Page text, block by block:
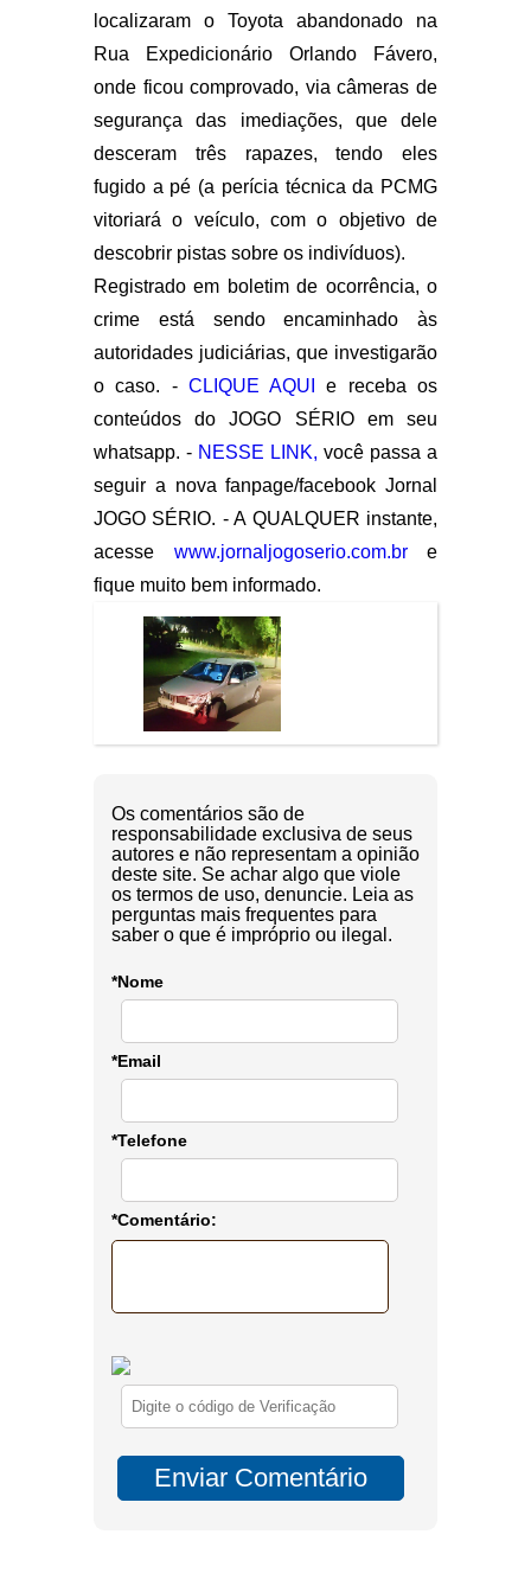
localizaram o Toyota abandonado na
Rua Expedicionário Orlando Fávero,
onde ficou comprovado, via câmeras de
segurança das imediações, que dele
desceram três rapazes, tendo eles
fugido a pé (a perícia técnica da PCMG
vitoriará o veículo, com o objetivo de
descobrir pistas sobre os indivíduos).
Registrado em boletim de ocorrência, o
crime está sendo encaminhado às
autoridades judiciárias, que investigarão
o caso. - CLIQUE AQUI
e receba os
conteúdos do JOGO SÉRIO em seu
whatsapp. - NESSE LINK, você passa a
seguir a nova fanpage/facebook Jornal
JOGO SÉRIO. - A QUALQUER instante,
acesse www.jornaljogoserio.com.bre
fique muito bem informado.
Os comentários são de
responsabilidade exclusiva de seus
autores e não representam a opinião
deste site. Se achar algo que viole
os termos de uso, denuncie. Leia as
perguntas mais frequentes para
saber o que é impróprio ou ilegal.
*Nome
*Email
*Telefone
*Comentário: